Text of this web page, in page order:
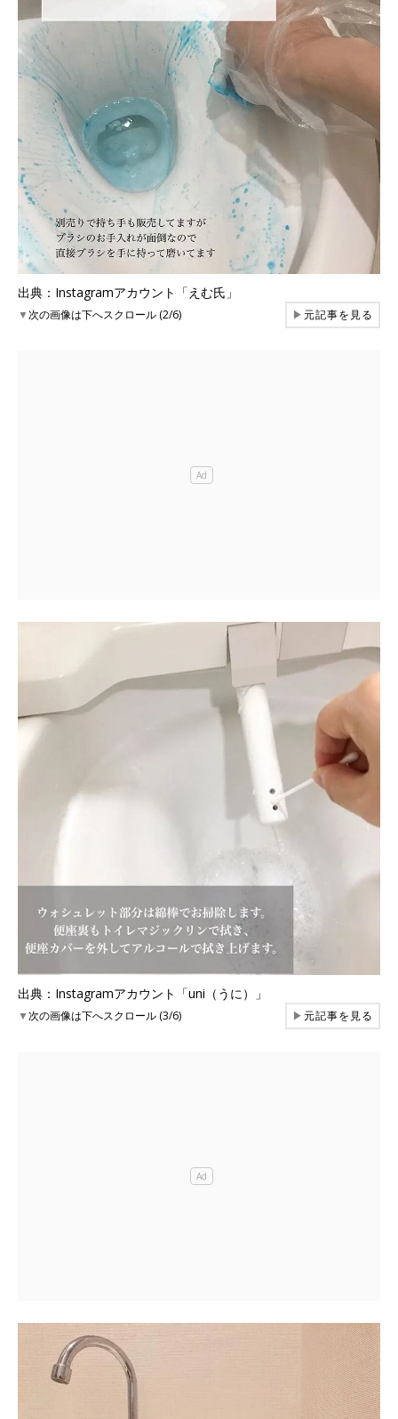
出典：Instagramアカウント「えむ氏」
▼次の画像は下へスクロール (2/6) ▶元記事を見る
出典：Instagramアカウント「uni（うに）」
▼次の画像は下へスクロール (3/6) ▶元記事を見る